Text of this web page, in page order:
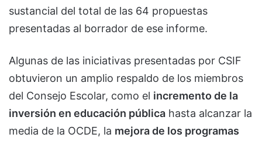
sustancial del total de las 64 propuestas
presentadas al borrador de ese informe.
Algunas de las iniciativas presentadas por CSIF
obtuvieron un amplio respaldo de los miembros
del Consejo Escolar, como el incremento de la
inversión en educación pública hasta alcanzar la
media de la OCDE, la mejora de los programas